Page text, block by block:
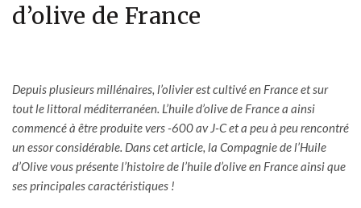
d’olive de France
Depuis plusieurs millénaires, l’olivier est cultivé en France et sur
tout le littoral méditerranéen. L’huile d’olive de France a ainsi
commencé à être produite vers -600 av J-C et a peu à peu rencontré
un essor considérable. Dans cet article, la Compagnie de l’Huile
d’Olive vous présente l’histoire de l’huile d’olive en France ainsi que
ses principales caractéristiques !